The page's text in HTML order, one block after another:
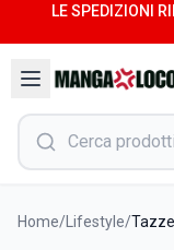
LE SPEDIZIONI
Home/ Lifestyle/Tazze